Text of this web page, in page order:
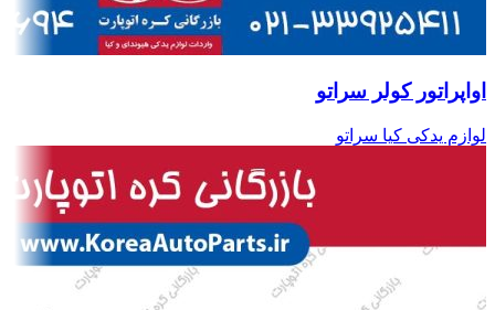
اواپراتور کولر سراتو
لوازم یدکی کیا سراتو